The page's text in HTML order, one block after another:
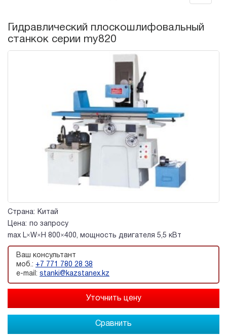
Гидравлический плоскошлифовальный
станкок серии my820
Страна:
Китай
Цена:
по запросу
max L×W×H 800×400, мощность двигателя 5,5 кВт
Ваш консультант
моб.: +7 771 780 28 38
e-mail: stanki@kazstanex.kz
Сравнить